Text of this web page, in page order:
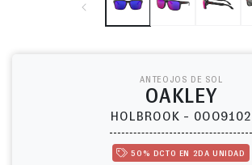
ANTEOJOS DE SOL
OAKLEY
HOLBROOK - 0OO9102
50% DCTO EN 2DA UNIDAD